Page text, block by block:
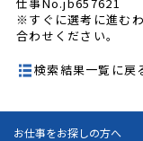
※すぐに選考に進む
合わせください。
検索結果一覧に戻
お仕事をお探しの方へ